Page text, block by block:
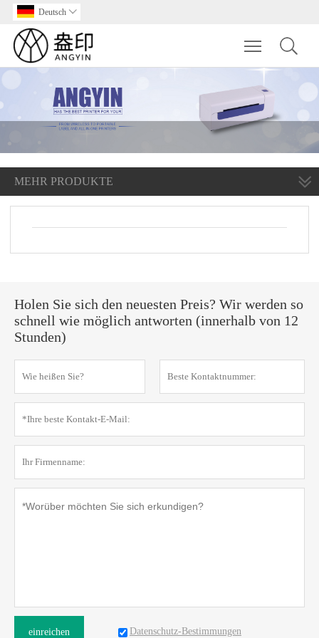
Deutsch 
Toggle
MEHR PRODUKTE
Holen Sie sich den neuesten Preis? Wir werden so
schnell wie möglich antworten (innerhalb von 12
Stunden)
einreichen Datenschutz-Bestimmungen